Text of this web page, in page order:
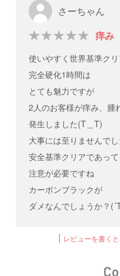
さーちゃん
痒み
使いやすく世界基準ク
完全硬化1時間は
とても魅力ですが
2人のお客様が痒み、腫
発生しました(T＿T)
大事には至りませんで
安全基準クリアであって
注意が必要ですね
カーボンブラックが
ダメなんでしょうか？
レビューを書く